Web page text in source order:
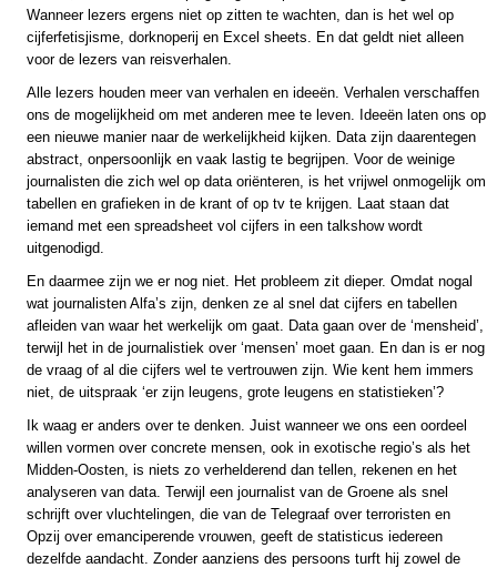
Wanneer lezers ergens niet op zitten te wachten, dan is het wel op
cijferfetisjisme, dorknoperij en Excel sheets. En dat geldt niet alleen
voor de lezers van reisverhalen.
Alle lezers houden meer van verhalen en ideeën. Verhalen verschaffen
ons de mogelijkheid om met anderen mee te leven. Ideeën laten ons op
een nieuwe manier naar de werkelijkheid kijken. Data zijn daarentegen
abstract, onpersoonlijk en vaak lastig te begrijpen. Voor de weinige
journalisten die zich wel op data oriënteren, is het vrijwel onmogelijk om
tabellen en grafieken in de krant of op tv te krijgen. Laat staan dat
iemand met een spreadsheet vol cijfers in een talkshow wordt
uitgenodigd.
En daarmee zijn we er nog niet. Het probleem zit dieper. Omdat nogal
wat journalisten Alfa’s zijn, denken ze al snel dat cijfers en tabellen
afleiden van waar het werkelijk om gaat. Data gaan over de ‘mensheid’,
terwijl het in de journalistiek over ‘mensen’ moet gaan. En dan is er nog
de vraag of al die cijfers wel te vertrouwen zijn. Wie kent hem immers
niet, de uitspraak ‘er zijn leugens, grote leugens en statistieken’?
Ik waag er anders over te denken. Juist wanneer we ons een oordeel
willen vormen over concrete mensen, ook in exotische regio’s als het
Midden-Oosten, is niets zo verhelderend dan tellen, rekenen en het
analyseren van data. Terwijl een journalist van de Groene als snel
schrijft over vluchtelingen, die van de Telegraaf over terroristen en
Opzij over emanciperende vrouwen, geeft de statisticus iedereen
dezelfde aandacht. Zonder aanziens des persoons turft hij zowel de